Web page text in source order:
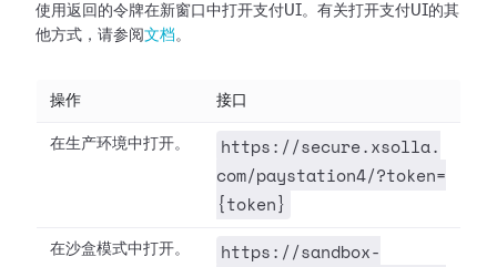
使用返回的令牌在新窗口中打开支付UI。有关打开支付UI的其
他方式，请参阅 文档。
操作 接口
在生产环境中打开。
https://secure.xsolla.
com/paystation4/?token=
{token}
在沙盒模式中打开。
https://sandbox-